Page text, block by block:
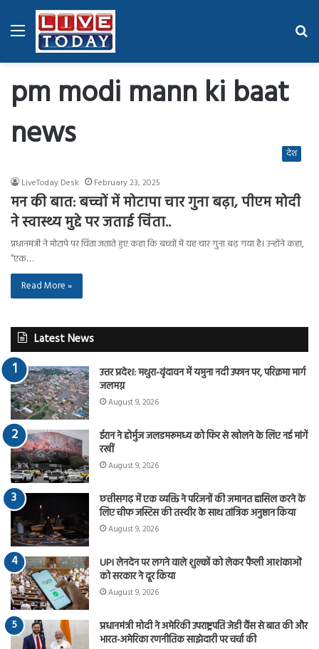
Menu
pm modi mann ki baat
news
देश
LiveToday Desk February 23, 2025
मन की बात: बच्चों में मोटापा चार गुना बढ़ा, पीएम मोदी
ने स्वास्थ्य मुद्दे पर जताई चिंता..
प्रधानमंत्री ने मोटापे पर चिंता जताते हुए कहा कि बच्चों में यह चार गुना बढ़ गया है। उन्होंने कहा,
“एक…
Read More »
Latest News
उत्तर प्रदेश: मथुरा-वृंदावन में यमुना नदी उफान पर, परिक्रमा मार्ग
जलमग्न
August 9, 2026
ईरान ने होर्मुज जलडमरूमध्य को फिर से खोलने के लिए नई मांगें
रखीं
August 9, 2026
छत्तीसगढ़ में एक व्यक्ति ने परिजनों की जमानत हासिल करने के
लिए चीफ जस्टिस की तस्वीर के साथ तांत्रिक अनुष्ठान किया
August 9, 2026
UPI लेनदेन पर लगने वाले शुल्कों को लेकर फैली आशंकाओं
को सरकार ने दूर किया
August 9, 2026
प्रधानमंत्री मोदी ने अमेरिकी उपराष्ट्रपति जेडी वैंस से बात की और
भारत-अमेरिका रणनीतिक साझेदारी पर चर्चा की